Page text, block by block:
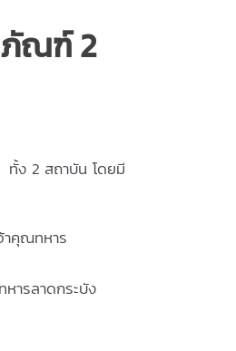
ภัณฑ์ 2
ง 2 สถาบัน โดยมี
าคุณทหาร
ารลาดกระบัง